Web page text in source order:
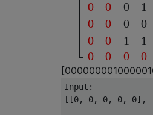
⎢
⎢
0
0
0
0
0
0
0
0
0
0
1
0
1
0
1
0
[000000001000001
Input:
[[0, 0, 0, 0, 0],